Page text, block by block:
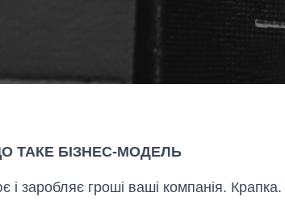
ТАКЕ БІЗНЕС-МОДЕЛЬ
і заробляє гроші ваші компанія.